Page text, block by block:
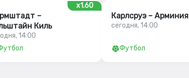
x1.60
–
Киль
14:00
Карлсруэ – Арминия
сегодня, 14:00
Футбол